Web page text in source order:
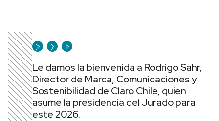
Le damos la bienvenida a Rodrigo Sahr,
Director de Marca, Comunicaciones y
Sostenibilidad de Claro Chile, quien
asume la presidencia del Jurado para
este 2026.